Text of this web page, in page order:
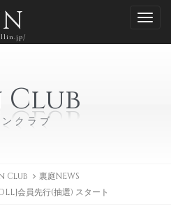
Club
クラブ
Club
裏庭NEWS
会員先行(抽選) スタート